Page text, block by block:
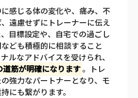
に感じる体の変化や、痛み、不
遠慮せずにトレーナーに伝え
目標設定や、自宅での過ごし
ども積極的に相談すること
ルなアドバイスを受けられ、
筋が明確になります。トレ
強力なパートナーとなり、モ
にも繋がります。